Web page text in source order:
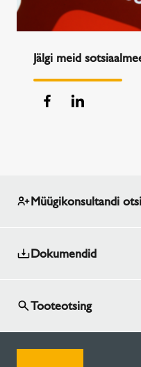
Jälgi meid
Müügikonsultandi
Dokumendid
Tooteotsing